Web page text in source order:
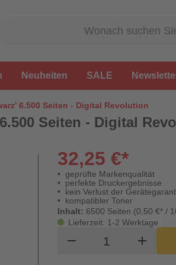
Neuheiten SALE
6.500 Seiten - Digital Revolution
Seiten - Digital
32,25 €*
geprüfte Markenqualität
perfekte Druckergebnisse
kein Verlust der
kompatibler Toner
Inhalt: 6500 Seiten (0,50 €* /
Lieferzeit: 1-2 Werktage
remove Produktadd